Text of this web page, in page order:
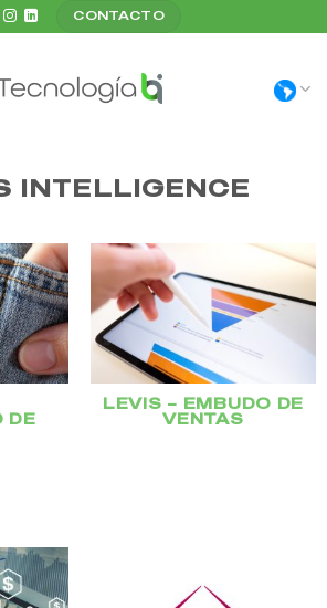
CONTACTO
INTELLIGENCE
DE
LEVIS – EMBUDO DE
VENTAS